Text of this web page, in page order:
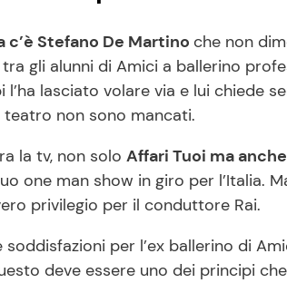
Stefano De Martino che non
gli alunni di Amici a ballerino
l’ha lasciato volare via e lui chiede
non sono mancati.
la tv, non solo Affari Tuoi ma
one man show in giro per l’Italia.
privilegio per il conduttore Rai.
per l’ex ballerino di
deve essere uno dei principi